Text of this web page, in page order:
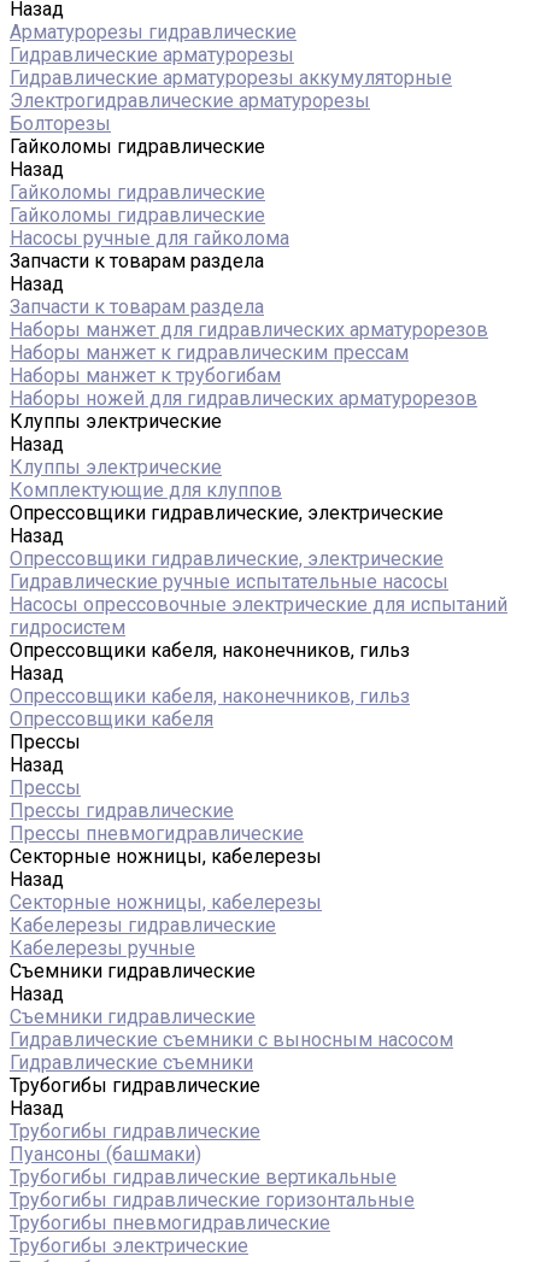
Назад
Арматурорезы гидравлические
Гидравлические арматурорезы
Гидравлические арматурорезы аккумуляторные
Электрогидравлические арматурорезы
Болторезы
Гайколомы гидравлические
Назад
Гайколомы гидравлические
Гайколомы гидравлические
Насосы ручные для гайколома
Запчасти к товарам раздела
Назад
Запчасти к товарам раздела
Наборы манжет для гидравлических арматурорезов
Наборы манжет к гидравлическим прессам
Наборы манжет к трубогибам
Наборы ножей для гидравлических арматурорезов
Клуппы электрические
Назад
Клуппы электрические
Комплектующие для клуппов
Опрессовщики гидравлические, электрические
Назад
Опрессовщики гидравлические, электрические
Гидравлические ручные испытательные насосы
Насосы опрессовочные электрические для испытаний
гидросистем
Опрессовщики кабеля, наконечников, гильз
Назад
Опрессовщики кабеля, наконечников, гильз
Опрессовщики кабеля
Прессы
Назад
Прессы
Прессы гидравлические
Прессы пневмогидравлические
Секторные ножницы, кабелерезы
Назад
Секторные ножницы, кабелерезы
Кабелерезы гидравлические
Кабелерезы ручные
Съемники гидравлические
Назад
Съемники гидравлические
Гидравлические cъемники с выносным насосом
Гидравлические съемники
Трубогибы гидравлические
Назад
Трубогибы гидравлические
Пуансоны (башмаки)
Трубогибы гидравлические вертикальные
Трубогибы гидравлические горизонтальные
Трубогибы пневмогидравлические
Трубогибы электрические